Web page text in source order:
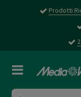
Prodotti